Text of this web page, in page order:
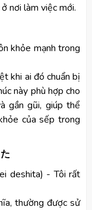
nơi làm việc mới.
khỏe mạnh trong
khi ai đó chuẩn bị
này phù hợp cho
gần gũi, giúp thể
của sếp trong
deshita) - Tôi rất
thường được sử